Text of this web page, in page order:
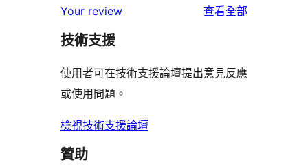
者
論
用
者
論
使
用
評
論
星
使
者
評
論
1
星
用
者
評
Your review 查看全部
評
技術支援
使用者可在技術支援論壇提出意見反應
或使用問題。
檢視技術支援論壇
贊助